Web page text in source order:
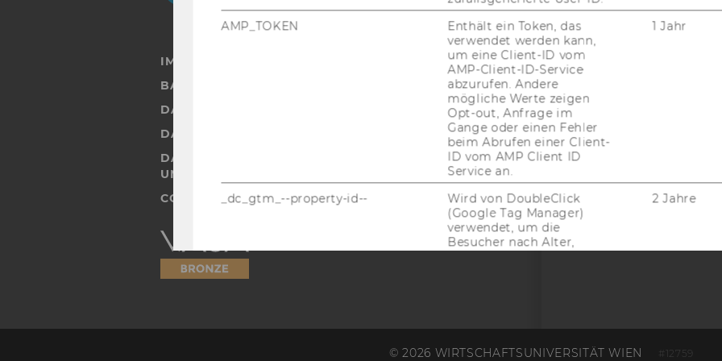
IMPRESSUM
BARRIEREFREIHEITSERKLÄRUNG WEBSEITE
DATENSCHUTZERKLÄRUNG
DATENSCHUTZERKLÄRUNG SOCIAL MEDIA
DATENSCHUTZERKLÄRUNG STUDIENBEWERBER*INNEN
UND STUDIERENDE
COOKIE EINSTELLUNGEN
Barrierefreiheitserklärung
Webseite
© 2026 WIRTSCHAFTSUNIVERSITÄT WIEN #12759
AMP_TOKEN
Enthält ein Token, das
verwendet werden kann,
um eine Client-ID vom
AMP-Client-ID-Service
abzurufen. Andere
mögliche Werte zeigen
Opt-out, Anfrage im
Gange oder einen Fehler
beim Abrufen einer Client-
ID vom AMP Client ID
Service an.
1 Jahr
_dc_gtm_--property-id--
Wird von DoubleClick
(Google Tag Manager)
verwendet, um die
Besucher nach Alter,
2 Jahre
generated user ID. Using
can recognize returning